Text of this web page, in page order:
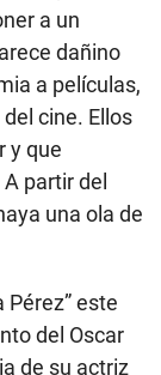
a un
dañino
a películas,
cine. Ellos
y que
partir del
una ola de
Pérez” este
del Oscar
de su actriz